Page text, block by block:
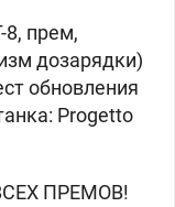
8, прем,
дозарядки)
обновления
Progetto
ПРЕМОВ!